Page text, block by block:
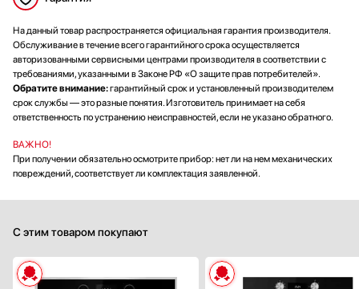
На данный товар распространяется официальная гарантия производителя.
Обслуживание в течение всего гарантийного срока осуществляется
авторизованными сервисными центрами производителя в соответствии с
требованиями, указанными в Законе РФ «О защите прав потребителей».
Обратите внимание:гарантийный срок и установленный производителем
срок службы — это разные понятия. Изготовитель принимает на себя
ответственность по устранению неисправностей, если не указано обратного.
ВАЖНО!
При получении обязательно осмотрите прибор: нет ли на нем механических
повреждений, соответствует ли комплектация заявленной.
С этим товаром покупают